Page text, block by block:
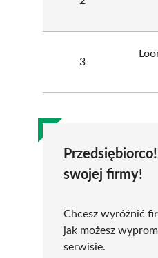
3
swojej firmy!
Chcesz wyróżnić
jak możesz
serwisie.